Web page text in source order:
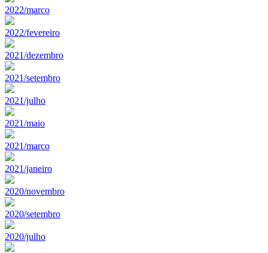
2022/marco
2022/fevereiro
2021/dezembro
2021/setembro
2021/julho
2021/maio
2021/marco
2021/janeiro
2020/novembro
2020/setembro
2020/julho